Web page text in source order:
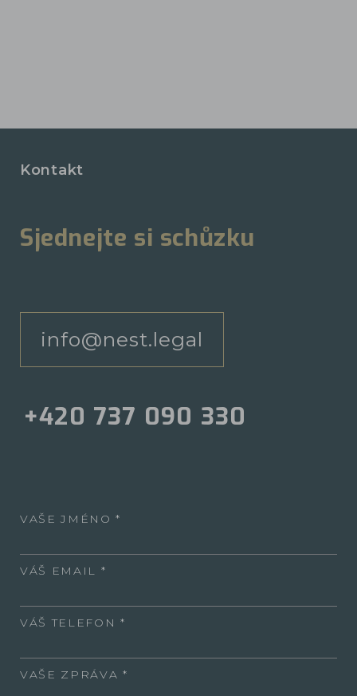
Kontakt
Sjednejte si schůzku
info@nest.legal
+420 737 090 330
VAŠE JMÉNO
VÁŠ EMAIL
VÁŠ TELEFON
VAŠE ZPRÁVA